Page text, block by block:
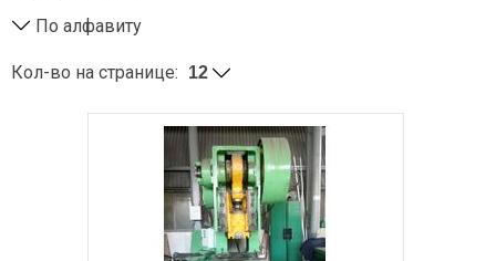
Пресс-ножницы комбинированные
Новое оборудование
Токарно-винторезные станки
Токарные станки с ЧПУ
Грузо-подъемные механизмы
Станочная оснастка и инструмент
Оборудования после среднего и капитального
По алфавиту
Кол-во на странице: